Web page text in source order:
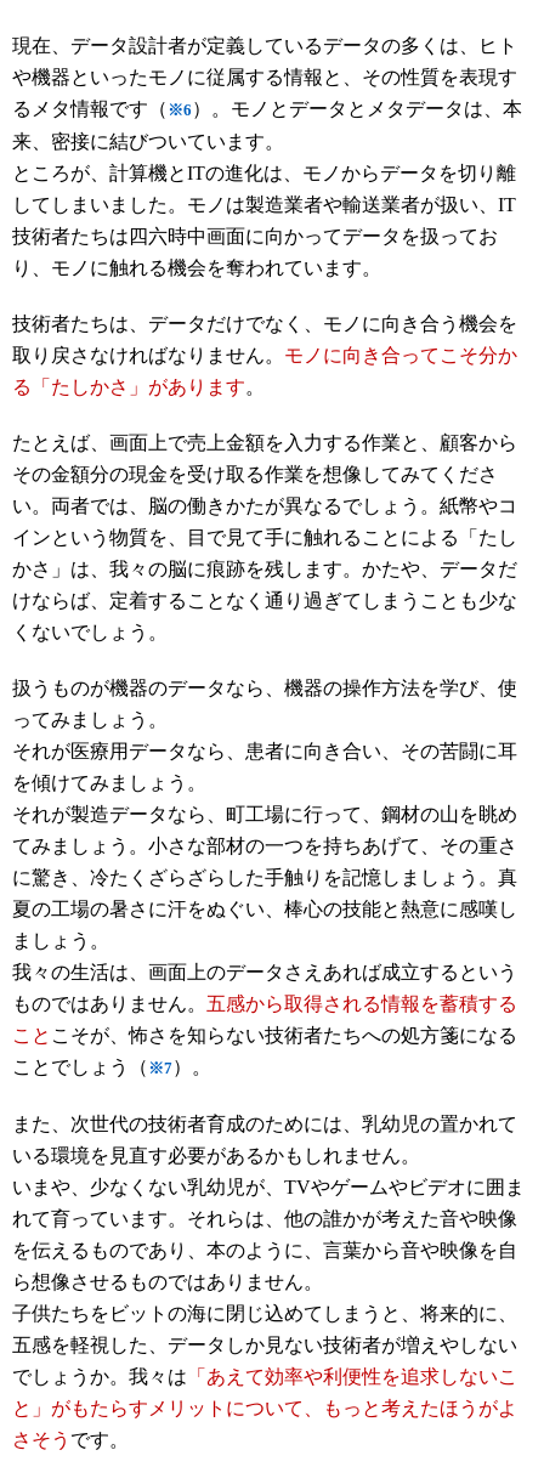
現在、データ設計者が定義しているデータの多くは、ヒト
や機器といったモノに従属する情報と、その性質を表現す
るメタ情報です（ ※6 ）。モノとデータとメタデータは、本
来、密接に結びついています。
ところが、計算機とITの進化は、モノからデータを切り離
してしまいました。モノは製造業者や輸送業者が扱い、IT
技術者たちは四六時中画面に向かってデータを扱ってお
り、モノに触れる機会を奪われています。
技術者たちは、データだけでなく、モノに向き合う機会を
取り戻さなければなりません。 モノに向き合ってこそ分か
る「たしかさ」があります。
たとえば、画面上で売上金額を入力する作業と、顧客から
その金額分の現金を受け取る作業を想像してみてくださ
い。両者では、脳の働きかたが異なるでしょう。紙幣やコ
インという物質を、目で見て手に触れることによる「たし
かさ」は、我々の脳に痕跡を残します。かたや、データだ
けならば、定着することなく通り過ぎてしまうことも少な
くないでしょう。
扱うものが機器のデータなら、機器の操作方法を学び、使
ってみましょう。
それが医療用データなら、患者に向き合い、その苦闘に耳
を傾けてみましょう。
それが製造データなら、町工場に行って、鋼材の山を眺め
てみましょう。小さな部材の一つを持ちあげて、その重さ
に驚き、冷たくざらざらした手触りを記憶しましょう。真
夏の工場の暑さに汗をぬぐい、棒心の技能と熱意に感嘆し
ましょう。
我々の生活は、画面上のデータさえあれば成立するという
ものではありません。 五感から取得される情報を蓄積する
こと こそが、怖さを知らない技術者たちへの処方箋になる
ことでしょう（ ※7）。
また、次世代の技術者育成のためには、乳幼児の置かれて
いる環境を見直す必要があるかもしれません。
いまや、少なくない乳幼児が、TVやゲームやビデオに囲ま
れて育っています。それらは、他の誰かが考えた音や映像
を伝えるものであり、本のように、言葉から音や映像を自
ら想像させるものではありません。
子供たちをビットの海に閉じ込めてしまうと、将来的に、
五感を軽視した、データしか見ない技術者が増えやしない
でしょうか。我々は 「あえて効率や利便性を追求しないこ
と」がもたらすメリットについて、もっと考えたほうがよ
さそう です。